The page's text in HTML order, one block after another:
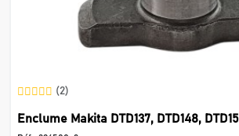
(2)
Enclume Makita DTD137, DTD148,